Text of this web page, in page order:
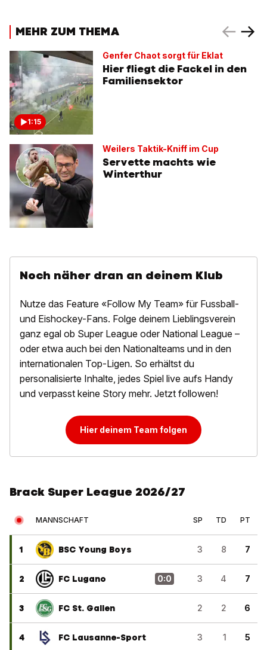
MEHR ZUM THEMA
1:15
Genfer Chaot sorgt für Eklat
Hier fliegt die Fackel in den
Familiensektor
Weilers Taktik-Kniff im Cup
Servette machts wie
Winterthur
Noch näher dran an deinem Klub
Nutze das Feature «Follow My Team» für Fussball-
und Eishockey-Fans. Folge deinem Lieblingsverein
ganz egal ob Super League oder National League –
oder etwa auch bei den Nationalteams und in den
internationalen Top-Ligen. So erhältst du
personalisierte Inhalte, jedes Spiel live aufs Handy
und verpasst keine Story mehr. Jetzt followen!
Hier deinem Team folgen
Brack Super League 2026/27
MANNSCHAFT SP TD PT
1 BSC Young Boys 3 8 7
2 FC Lugano 0:0 3 4 7
3 FC St. Gallen 2 2 6
4 FC Lausanne-Sport 3 1 5